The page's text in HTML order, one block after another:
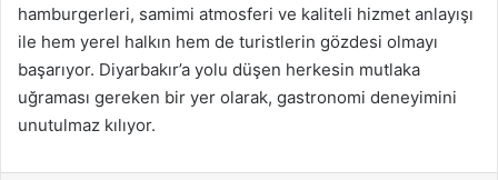
hamburgerleri, samimi atmosferi ve kaliteli hizmet anlayışı
ile hem yerel halkın hem de turistlerin gözdesi olmayı
başarıyor. Diyarbakır’a yolu düşen herkesin mutlaka
uğraması gereken bir yer olarak, gastronomi deneyimini
unutulmaz kılıyor.